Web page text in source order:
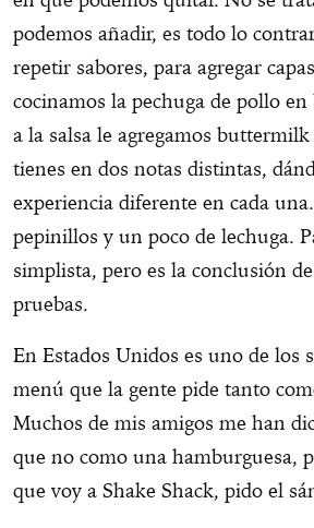
podemos añadir, es todo lo
repetir sabores, para agregar
cocinamos la pechuga de pollo
a la salsa le agregamos
tienes en dos notas distintas,
experiencia diferente en cada
pepinillos y un poco de lechuga.
simplista, pero es la conclusión
pruebas.
En Estados Unidos es uno de los
menú que la gente pide tanto
Muchos de mis amigos me han
que no como una hamburguesa,
que voy a Shake Shack, pido el